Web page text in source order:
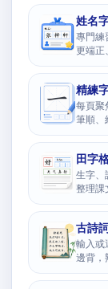
姓名
專門練
更端正
精練
每頁聚
筆順、
田字
生字、
整理課
古詩
輸入或
邊背，